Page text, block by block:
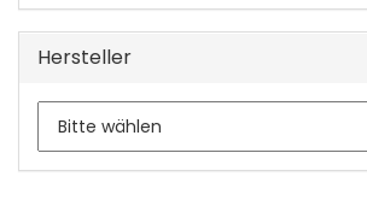
Hersteller